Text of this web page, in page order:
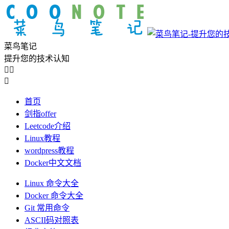
菜鸟笔记
提升您的技术认知
 

首页
剑指offer
Leetcode介绍
Linux教程
wordpress教程
Docker中文文档
Linux 命令大全
Docker 命令大全
Git 常用命令
ASCII码对照表